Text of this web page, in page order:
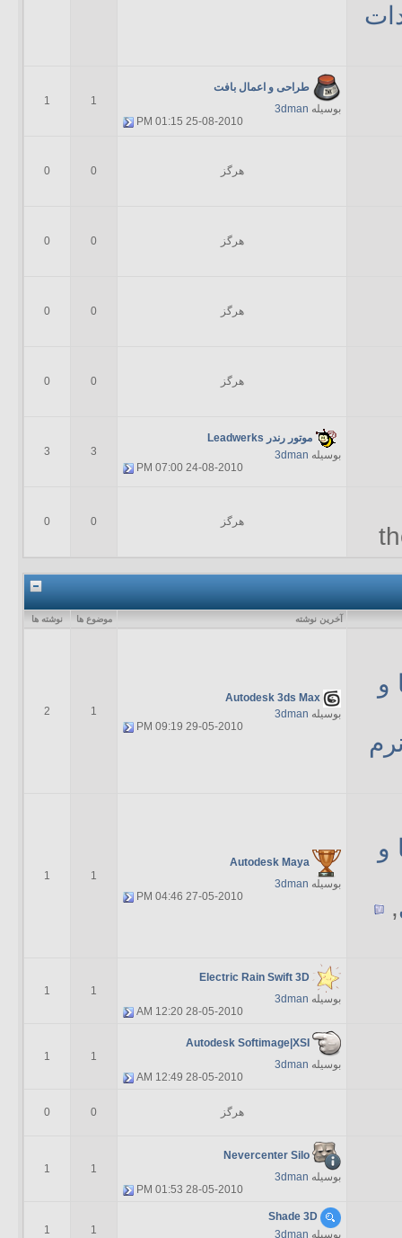
طراحی و اعمال بافت
بوسیله 3dman
25-08-2010
01:15 PM
1
1
هرگز 0
0
هرگز 0
0
هرگز 0
0
هرگز 0
0
موتور رندر Leadwerks
بوسیله 3dman
24-08-2010
07:00 PM
3
3
هرگز 0
0
آخرين نوشته موضوع ها نوشته ها
و
Autodesk 3ds Max
بوسیله 3dman
29-05-2010
09:19 PM
1
2
و
,
Autodesk Maya
بوسیله 3dman
27-05-2010
04:46 PM
1
1
Electric Rain Swift 3D
بوسیله 3dman
28-05-2010
12:20 AM
1
1
Autodesk Softimage|XSI
بوسیله 3dman
28-05-2010
12:49 AM
1
1
هرگز 0
0
Nevercenter Silo
بوسیله 3dman
28-05-2010
01:53 PM
1
1
Shade 3D
بوسیله 3dman
1
1